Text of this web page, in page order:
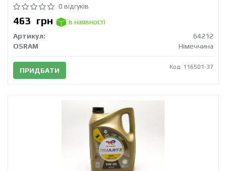
0 відгуків
463 грн
в наявності
Артикул:
64212
OSRAM
Німеччина
ПРИДБАТИ Код: 116501-37